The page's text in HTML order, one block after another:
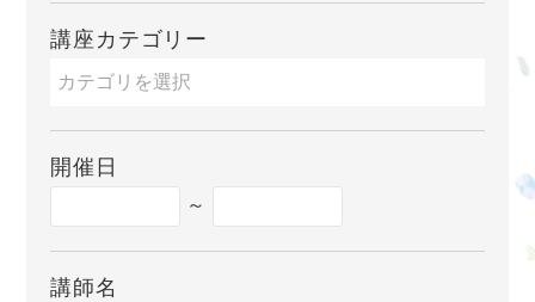
講座カテゴリー
開催日
～
講師名